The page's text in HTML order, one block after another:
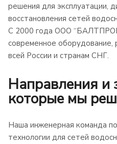
решения для эксплуатации,
восстановления сетей
С 2000 года ООО
современное оборудование,
всей России и странам СНГ.
Направления и
которые мы
Наша инженерная команда
технологии для сетей